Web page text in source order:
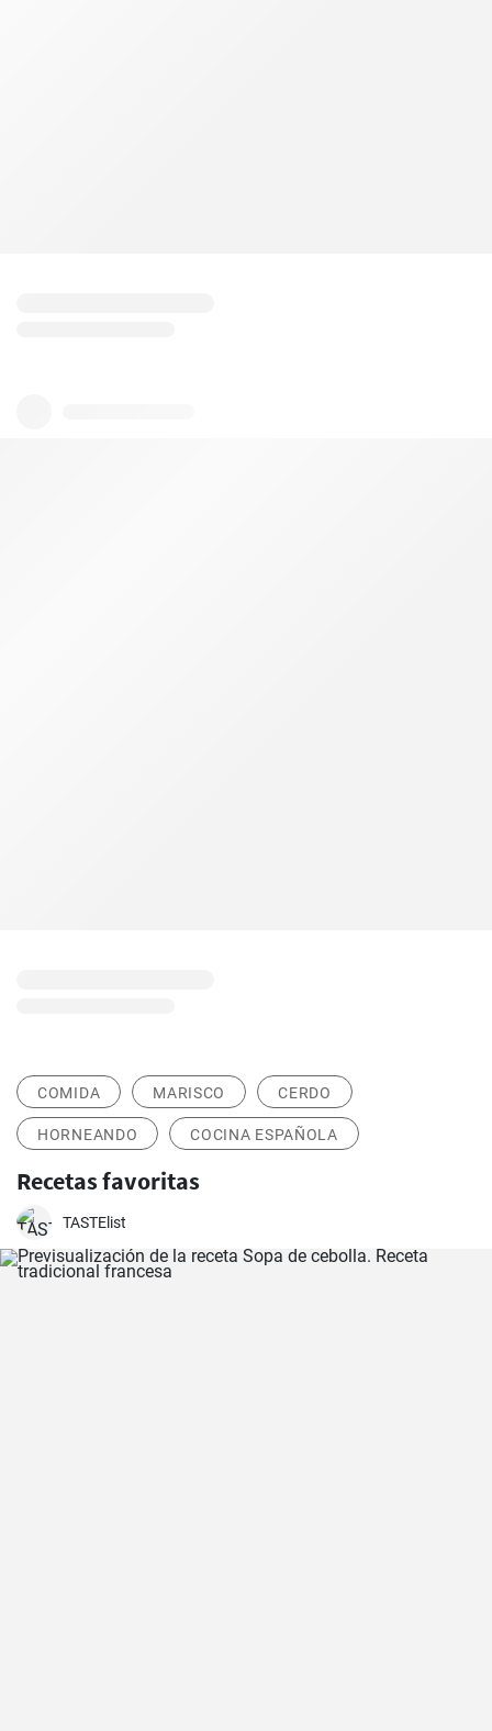
COMIDA MARISCO CERDO
HORNEANDO COCINA ESPAÑOLA
Recetas favoritas
TASTElist